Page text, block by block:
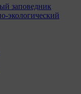
заповедник
экологический